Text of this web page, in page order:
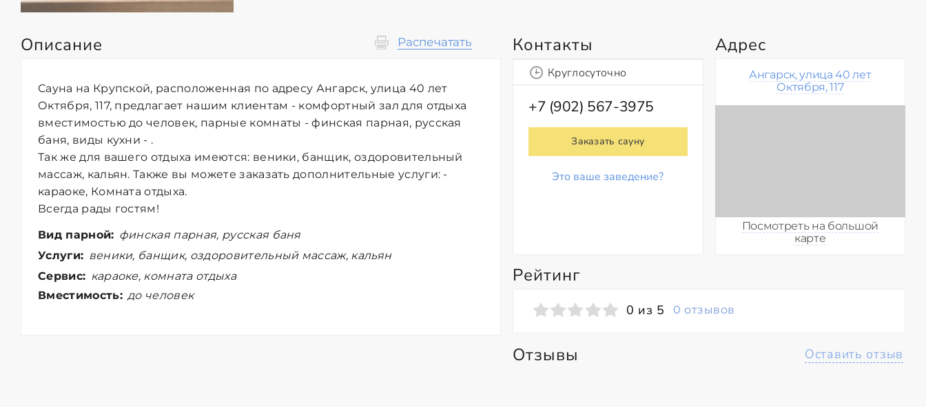
Описание Распечатать
Сауна на Крупской, расположенная по адресу Ангарск, улица 40 лет
Октября, 117, предлагает нашим клиентам - комфортный зал для отдыха
вместимостью до человек, парные комнаты - финская парная, русская
баня, виды кухни - .
Так же для вашего отдыха имеются: веники, банщик, оздоровительный
массаж, кальян. Также вы можете заказать дополнительные услуги: -
караоке, Комната отдыха.
Всегда рады гостям!
Вид парной: финская парная, русская баня
Услуги: веники, банщик, оздоровительный массаж, кальян
Сервис: караоке, комната отдыха
Вместимость: до человек
Контакты
Круглосуточно
+7 (902) 567-3975
Заказать сауну
Это ваше заведение?
Адрес
Ангарск, улица 40 лет
Октября, 117
Посмотреть на большой
карте
Рейтинг
0 из 5 0 отзывов
Отзывы Оставить отзыв